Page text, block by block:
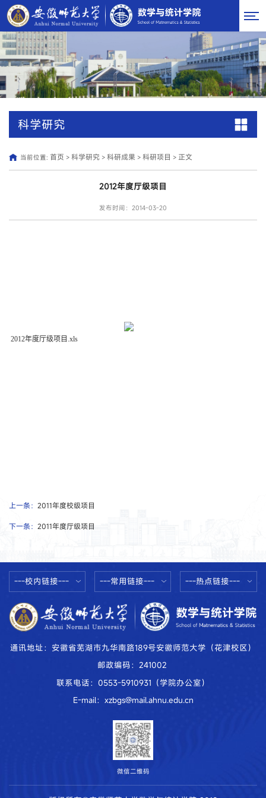
科学研究
当前位置: 首页 > 科学研究> 科研成果 > 科研项目 > 正文
2012年度厅级项目
发布时间：2014-03-20
2012年度厅级项目.xls
上一条： 2011年度校级项目
下一条： 2011年度厅级项目
---校内链接--- ---常用链接--- ---热点链接---
通讯地址：安徽省芜湖市九华南路189号安徽师范大学（花津校区）
邮政编码：241002
联系电话：0553-5910931（学院办公室）
E-mail：xzbgs@mail.ahnu.edu.cn
微信二维码